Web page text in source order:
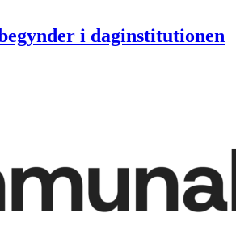
i daginstitutionen